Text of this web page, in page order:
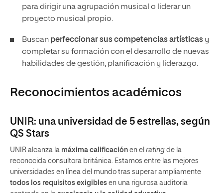
para dirigir una agrupación musical o liderar un
proyecto musical propio.
Buscan perfeccionar sus competencias artísticas y
completar su formación con el desarrollo de nuevas
habilidades de gestión, planificación y liderazgo.
Reconocimientos académicos
UNIR: una universidad de 5 estrellas, según
QS Stars
UNIR alcanza la máxima calificación en el rating de la
reconocida consultora británica. Estamos entre las mejores
universidades en línea del mundo tras superar ampliamente
todos los requisitos exigibles en una rigurosa auditoria